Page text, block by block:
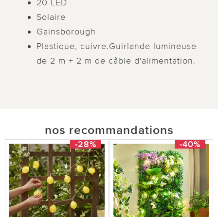
20 LED
Solaire
Gainsborough
Plastique, cuivre.Guirlande lumineuse
de 2 m + 2 m de câble d'alimentation.
nos recommandations
-28% -40%